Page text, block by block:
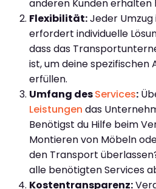
anderen Kunden erhalten
Flexibilität:Jeder
erfordert individuelle
dass das
ist, um deine spezifischen
erfüllen.
Umfang desServices:
Leistungen das
Benötigst du Hilfe beim
Montieren von Möbeln
den Transport
alle benötigten Services
Kostentransparenz: